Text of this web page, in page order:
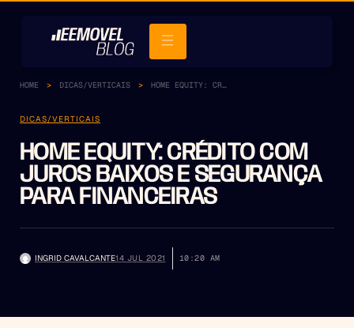
HOME DICAS/VERTICAIS HOME EQUITY: CRÉDITO COM JUROS BAIXOS E SEGURANÇA PARA FINANCEIRAS
DICAS/VERTICAIS
HOME EQUITY: CRÉDITO COM
JUROS BAIXOS E SEGURANÇA
PARA FINANCEIRAS
INGRID CAVALCANTE14 JUL 2021 10:20 AM